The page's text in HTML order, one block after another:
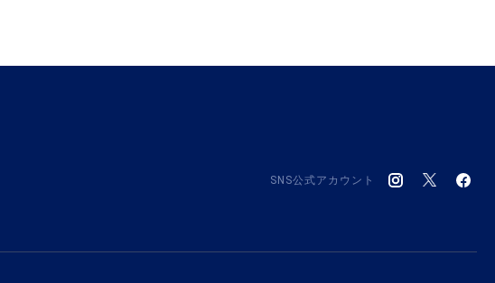
SNS公式アカウント